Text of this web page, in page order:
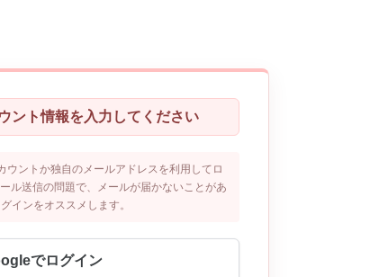
ント情報を入力してください
ウントか独自のメールアドレスを利用してロ
ル送信の問題で、メールが届かないことがあ
インをオススメします。
でログイン